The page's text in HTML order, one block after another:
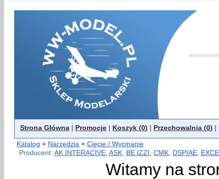
Strona Główna | Promocje | Koszyk (0) | Przechowalnia (0) |
Katalog » Narzędzia » Cięcie / Wycinanie
Producent: AK INTERACIVE ASK BE IZZI CMK DSPIAE
Witamy na